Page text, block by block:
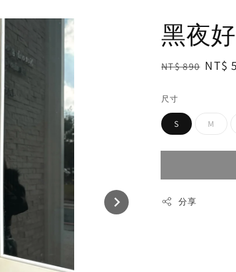
黑夜
Regular
NT$ 890 Sale
NT$
尺寸
S M
分享